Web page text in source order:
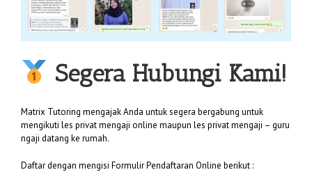
Segera Hubungi Kami!
Matrix Tutoring mengajak Anda untuk segera bergabung untuk
mengikuti les privat mengaji online maupun les privat mengaji – guru
ngaji datang ke rumah.
Daftar dengan mengisi Formulir Pendaftaran Online berikut :